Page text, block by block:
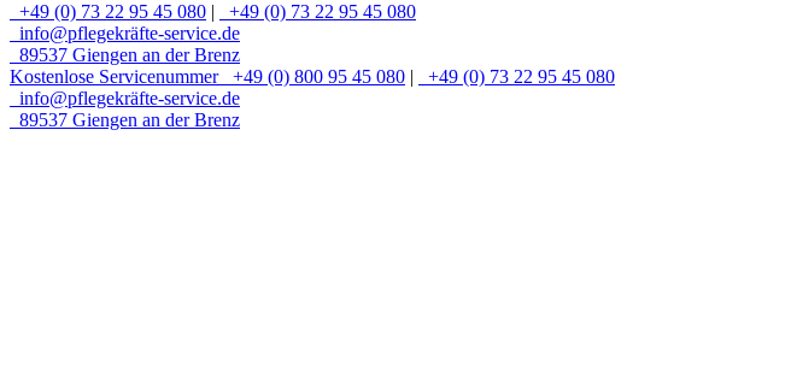
+49 (0) 73 22 95 45 080 |
+49 (0) 73 22 95 45 080
info@pflegekräfte-service.de
89537 Giengen an der Brenz
Kostenlose Servicenummer
+49 (0) 800 95 45 080 |
+49 (0) 73 22 95 45 080
info@pflegekräfte-service.de
89537 Giengen an der Brenz